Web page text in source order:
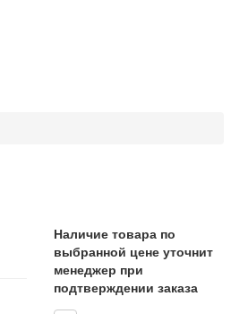
Наличие товара по
выбранной цене уточнит
менеджер при
подтверждении заказа